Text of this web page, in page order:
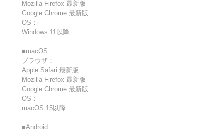
Mozilla Firefox 最新版
Google Chrome 最新版
OS：
Windows 11以降
■macOS
ブラウザ：
Apple Safari 最新版
Mozilla Firefox 最新版
Google Chrome 最新版
OS：
macOS 15以降
■Android